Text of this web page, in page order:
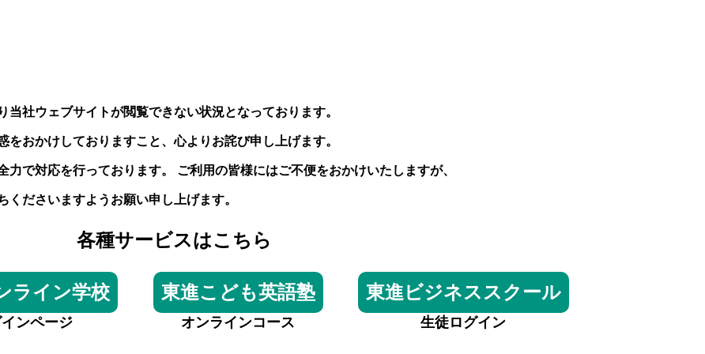
当社ウェブサイトが閲覧できない状況となっております。
をおかけしておりますこと、心よりお詫び申し上げます。
力で対応を行っております。 ご利用の皆様にはご不便をおかけいたしますが、
くださいますようお願い申し上げます。
各種サービスはこちら
ライン学校
インページ
東進こども英語塾
オンラインコース
東進ビジネススクール
生徒ログイン